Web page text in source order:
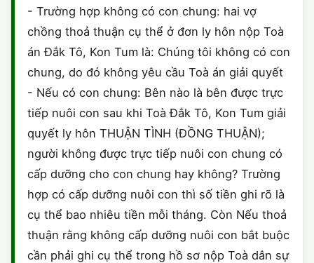
LAO ĐỘNG
SỞ HỮU TRÍ TUỆ
HÀNH CHÍNH
HÌNH SỰ
HÔN NHÂN - GIA ĐÌNH
LAO ĐỘNG
SỞ HỮU TRÍ TUỆ
THỪA KẾ - DI CHÚC
THUẾ VÀ KẾ TOÁN
ĐĂNG KÝ XE
HÀNH CHÍNH
DOANH NGHIỆP
HỘ KINH DOANH
SỞ HỮU TRÍ TUỆ
LÝ LỊCH TƯ PHÁP
TRÍCH LỤC HỘ TỊCH
CÔNG BỐ SẢN PHẨM
ĐẤT ĐAI
HÌNH SỰ
HỢP ĐỒNG
TỐ TỤNG
KHÁC
- Trường hợp không có con chung: hai vợ
chồng thoả thuận cụ thể ở đơn ly hôn nộp Toà
án Đắk Tô, Kon Tum là: Chúng tôi không có con
chung, do đó không yêu cầu Toà án giải quyết
- Nếu có con chung: Bên nào là bên được trực
tiếp nuôi con sau khi Toà Đắk Tô, Kon Tum giải
quyết ly hôn THUẬN TÌNH (ĐỒNG THUẬN);
người không được trực tiếp nuôi con chung có
cấp dưỡng cho con chung hay không? Trường
hợp có cấp dưỡng nuôi con thì số tiền ghi rõ là
cụ thể bao nhiêu tiền mỗi tháng. Còn Nếu thoả
thuận rằng không cấp dưỡng nuôi con bắt buộc
cần phải ghi cụ thể trong hồ sơ nộp Toà dân sự